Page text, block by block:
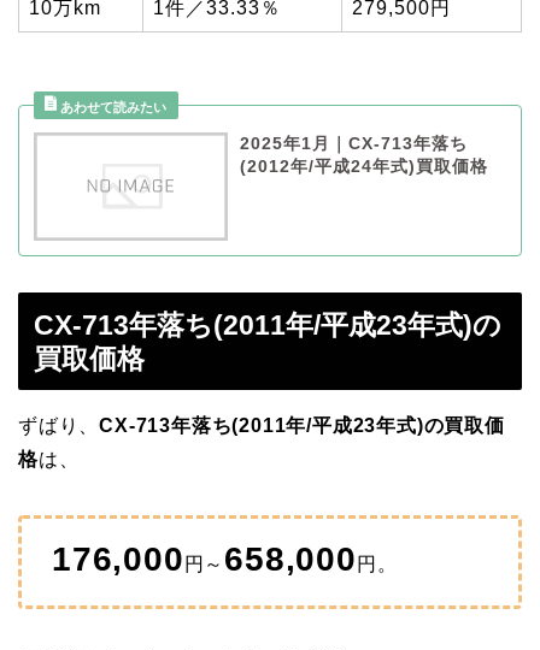
10万km 1件／33.33％ 279,500円
2025年1月｜CX-713年落ち
(2012年/平成24年式)買取価格
CX-713年落ち(2011年/平成23年式)の
買取価格
ずばり、CX-713年落ち(2011年/平成23年式)の買取価
格は、
176,000 円～ 658,000 円。